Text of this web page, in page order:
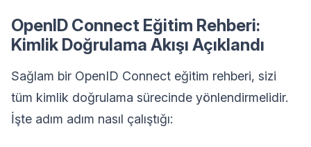
OpenID Connect Eğitim Rehberi:
Kimlik Doğrulama Akışı Açıklandı
Sağlam bir OpenID Connect eğitim rehberi, sizi
tüm kimlik doğrulama sürecinde yönlendirmelidir.
İşte adım adım nasıl çalıştığı: